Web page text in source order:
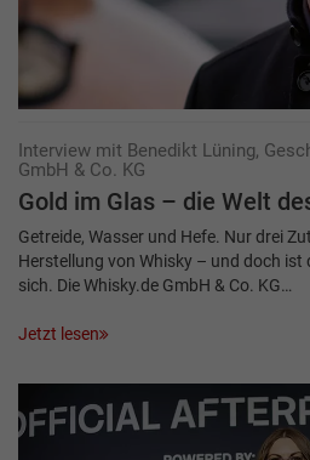
Interview mit Benedikt Lüning,
GmbH & Co. KG
Gold im Glas – die Welt
Getreide, Wasser und Hefe. Nur drei
Herstellung von Whisky – und doch ist
sich. Die Whisky.de GmbH & Co. KG…
Jetzt lesen